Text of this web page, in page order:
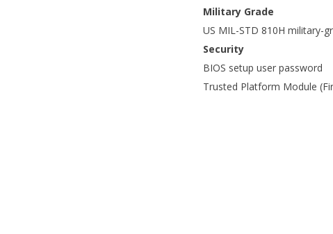
Military Grade
US MIL-STD 810H military-
Security
BIOS setup user password
Trusted Platform Module